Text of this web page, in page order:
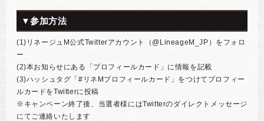
▼参加方法
(1)リネージュM公式Twitterアカウント（@LineageM_JP）をフォロ
ー
(2)本お知らせにある「プロフィールカード」に情報を記載
(3)ハッシュタグ「#リネMプロフィールカード」をつけてプロフィー
ルカードをTwitterに投稿
※キャンペーン終了後、当選者様にはTwitterのダイレクトメッセージ
にてご連絡いたします